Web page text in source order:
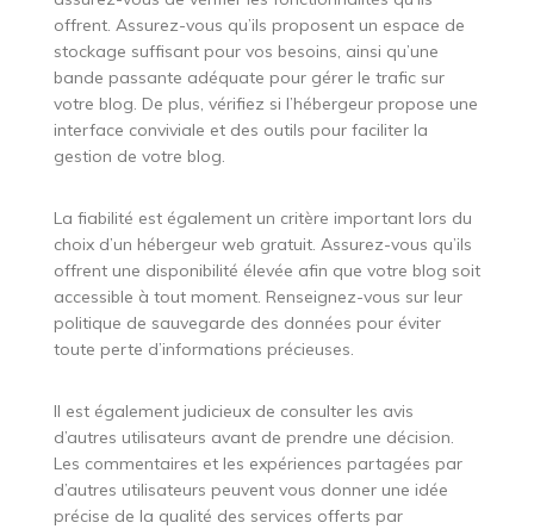
offrent. Assurez-vous qu’ils proposent un espace de
stockage suffisant pour vos besoins, ainsi qu’une
bande passante adéquate pour gérer le trafic sur
votre blog. De plus, vérifiez si l’hébergeur propose une
interface conviviale et des outils pour faciliter la
gestion de votre blog.
La fiabilité est également un critère important lors du
choix d’un hébergeur web gratuit. Assurez-vous qu’ils
offrent une disponibilité élevée afin que votre blog soit
accessible à tout moment. Renseignez-vous sur leur
politique de sauvegarde des données pour éviter
toute perte d’informations précieuses.
Il est également judicieux de consulter les avis
d’autres utilisateurs avant de prendre une décision.
Les commentaires et les expériences partagées par
d’autres utilisateurs peuvent vous donner une idée
précise de la qualité des services offerts par